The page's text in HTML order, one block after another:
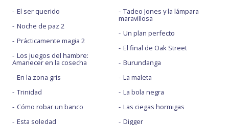
El ser querido
Noche de paz 2
Prácticamente magia 2
Los juegos del hambre:
Amanecer en la cosecha
En la zona gris
Trinidad
Cómo robar un banco
Esta soledad
Tadeo Jones y la lámpara
maravillosa
Un plan perfecto
El final de Oak Street
Burundanga
La maleta
La bola negra
Las ciegas hormigas
Digger